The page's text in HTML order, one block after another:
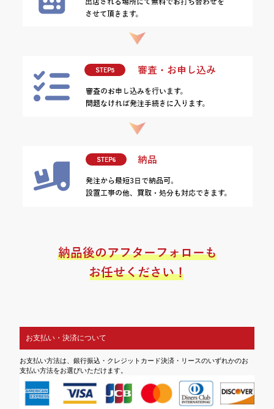
お支払い・決済について
お支払い方法は、銀行振込・クレジットカード決済・リースのいずれかのお
支払い方法をお選びいただけます。